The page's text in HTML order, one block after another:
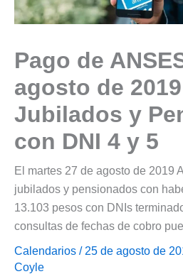
Pago de
agosto de
Jubilados y
con DNI 4 y 5
El martes 27 de agosto de 2019
jubilados y pensionados con
13.103 pesos con DNIs
consultas de fechas de cobro
Calendarios / 25 de agosto de
Coyle